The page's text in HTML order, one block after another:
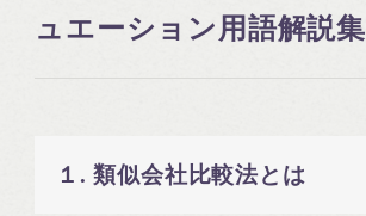
ュエーション用語解説集
１. 類似会社比較法とは